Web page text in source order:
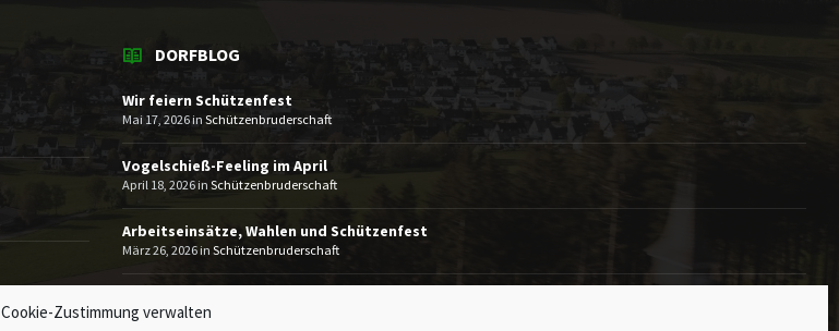
Cookie-Zustimmung verwalten
DORFBLOG
Wir feiern Schützenfest
Mai 17, 2026in Schützenbruderschaft
Vogelschieß-Feeling im April
April 18, 2026in Schützenbruderschaft
Arbeitseinsätze, Wahlen und Schützenfest
März 26, 2026in Schützenbruderschaft